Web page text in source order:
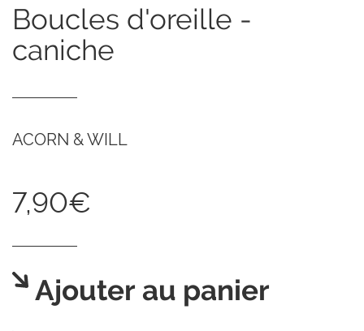
boucles d'oreille -
caniche
ACORN & WILL
7,90€
Ajouter au panier